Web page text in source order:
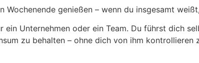
Wochenende genießen – wenn du insgesamt
ein Unternehmen oder ein Team. Du führst dich
zu behalten – ohne dich von ihm kontrollieren